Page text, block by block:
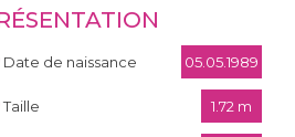
Date de naissance 05.05.1989
Taille 1.72 m